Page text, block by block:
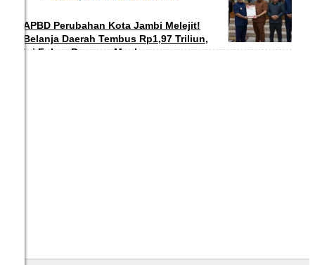
APBD Perubahan Kota Jambi Melejit!
Belanja Daerah Tembus Rp1,97 Triliun,
Ini Fokus Program Maulana